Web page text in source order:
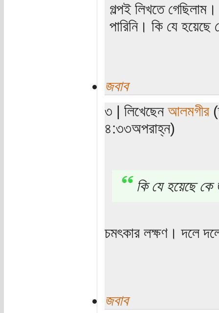
গল্পই লিখতে
পারিনি। কি যে হয়েছে
জবাব
৩ | লিখেছেন আলমগীর
৪:৩৩অপরাহ্ন)
কি যে হয়েছে কে
চমৎকার লক্ষণ। দলে
জবাব